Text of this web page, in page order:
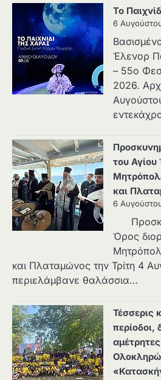
Το
6
Έλενορ
– 55ο
2026.
του
και
6
Όρος
και Πλαταμώνος την Τρίτη 4
περιελάμβανε θαλάσσια…
Τέσσερις
περίοδοι,
αμέτρητες